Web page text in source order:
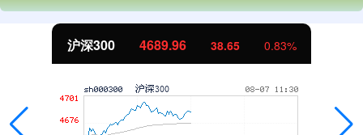
沪深300 4689.96 38.65 0.83%